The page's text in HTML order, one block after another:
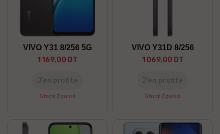
VIVO Y31 8/256 5G
1 169,00 DT
Stock Épuisé
VIVO Y31D 8/256
1 069,00 DT
Stock Épuisé